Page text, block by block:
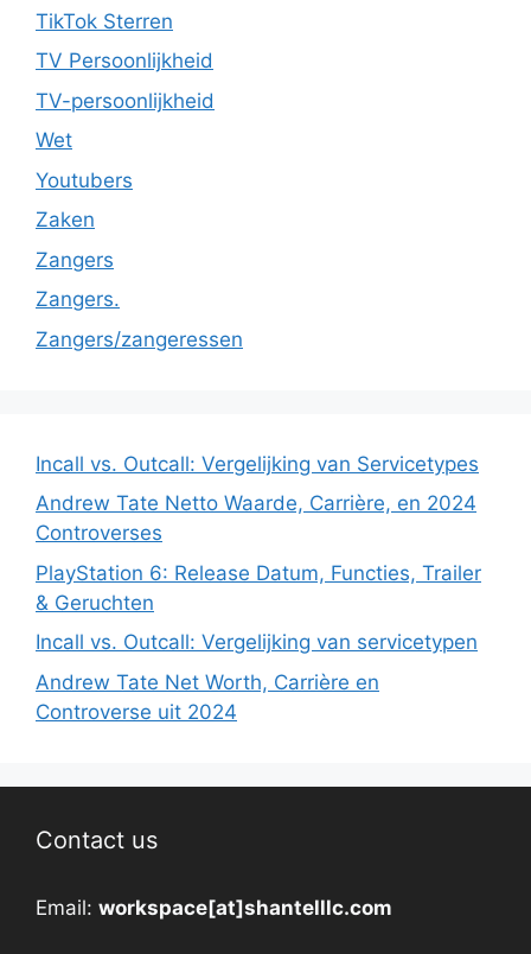
TikTok Sterren
TV Persoonlijkheid
TV-persoonlijkheid
Wet
Youtubers
Zaken
Zangers
Zangers.
Zangers/zangeressen
Incall vs. Outcall: Vergelijking van Servicetypes
Andrew Tate Netto Waarde, Carrière, en 2024
Controverses
PlayStation 6: Release Datum, Functies, Trailer
& Geruchten
Incall vs. Outcall: Vergelijking van servicetypen
Andrew Tate Net Worth, Carrière en
Controverse uit 2024
Contact us
Email: workspace[at]shantelllc.com